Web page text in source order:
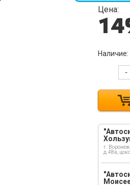
Цена:
Наличие:
-
г.
д.48а,